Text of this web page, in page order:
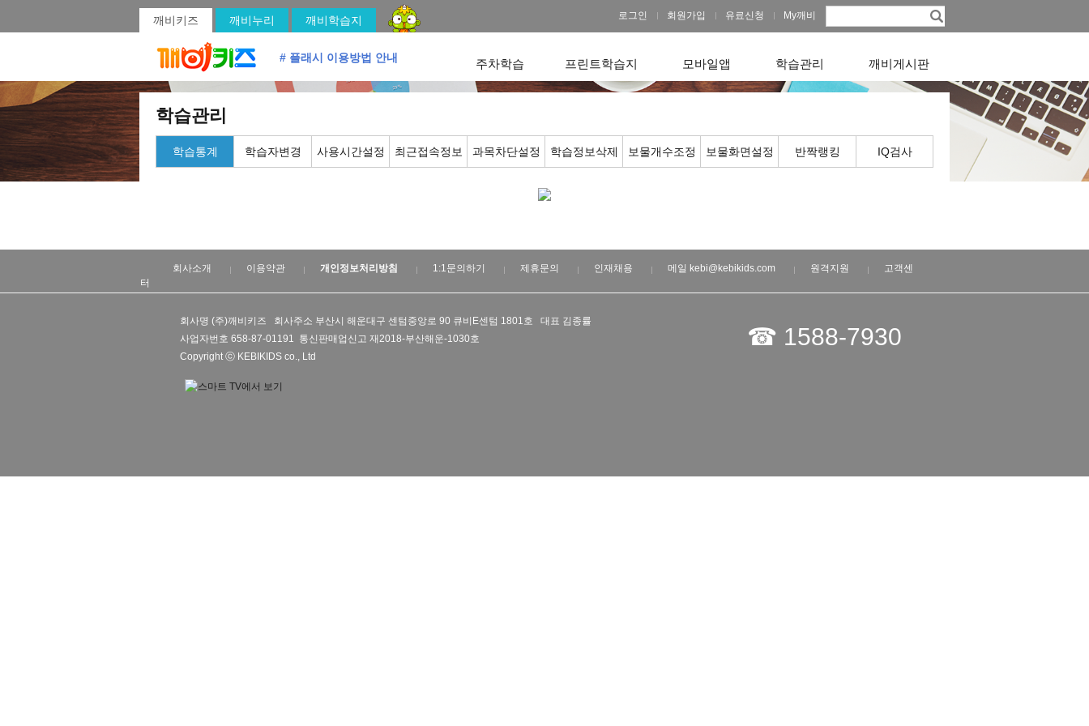
깨비키즈 깨비누리 깨비학습지 로그인 회원가입 유료신청 My깨비
# 플래시 이용방법 안내 주차학습 프린트학습지 모바일앱 학습관리 깨비게시판
학습관리
학습통계 학습자변경 사용시간설정 최근접속정보 과목차단설정 학습정보삭제 보물개수조정 보물화면설정 반짝랭킹 IQ검사
회사소개 이용약관 개인정보처리방침 1:1문의하기 제휴문의 인재채용 메일 kebi@kebikids.com 원격지원
고객센
터
회사명 (주)깨비키즈 회사주소 부산시 해운대구 센텀중앙로 90 큐비E센텀 1801호 대표 김종률
사업자번호 658-87-01191 통신판매업신고 재2018-부산해운-1030호
Copyright ⓒ KEBIKIDS co., Ltd
☎ 1588-7930